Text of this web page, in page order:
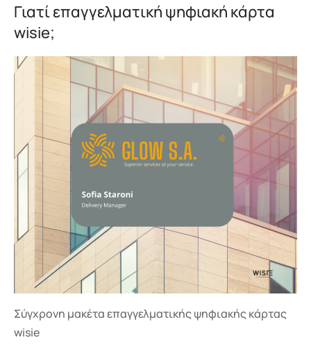
Γιατί επαγγελματική ψηφιακή κάρτα
wisie;
Σύγχρονη μακέτα επαγγελματικής ψηφιακής κάρτας
wisie